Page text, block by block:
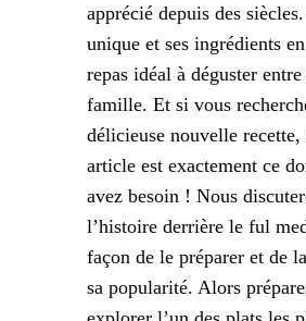
apprécié depuis des
unique et ses ingrédients
repas idéal à déguster
famille. Et si vous
délicieuse nouvelle recette,
article est exactement ce
avez besoin ! Nous
l’histoire derrière le ful
façon de le préparer et de
sa popularité. Alors